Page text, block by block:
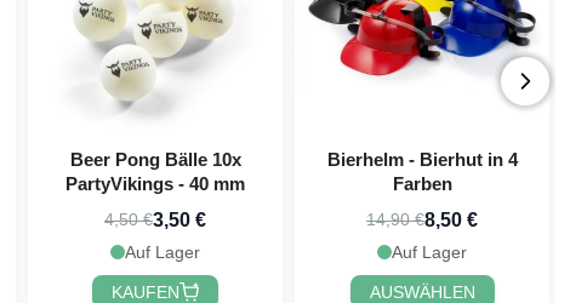
Beer Pong Bälle 10x
PartyVikings - 40 mm
4,50 €3,50 €
Auf Lager
KAUFEN
Bierhelm - Bierhut in 4
Farben
14,90 €8,50 €
Auf Lager
AUSWÄHLEN